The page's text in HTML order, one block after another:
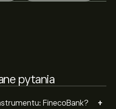
pytania
FinecoBank? +